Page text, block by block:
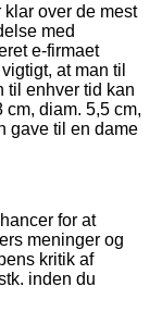
over de mest
med
e-firmaet
at man til
til enhver tid kan
diam. 5,5 cm,
gave til en dame
for at
meninger og
kritik af
inden du